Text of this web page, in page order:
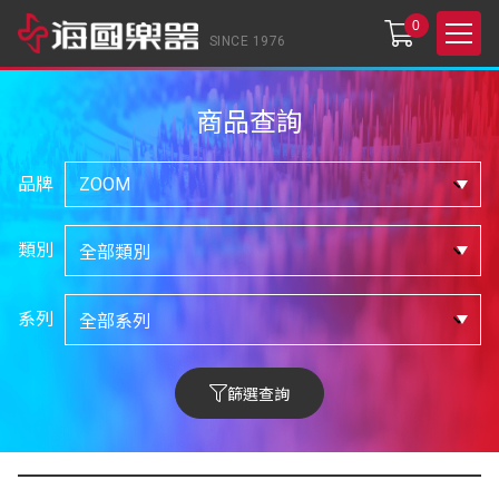
SINCE 1976
0
商品查詢
品牌
類別
系列
篩選查詢